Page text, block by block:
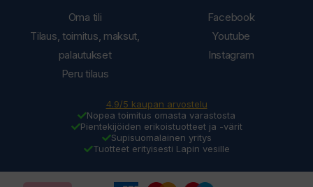
Oma tili
Tilaus, toimitus, maksut,
palautukset
Peru tilaus
Facebook
Youtube
Instagram
4.9/5 kaupan arvostelu
Nopea toimitus omasta varastosta
Pientekijöiden erikoistuotteet ja -värit
Supisuomalainen yritys
Tuotteet erityisesti Lapin vesille